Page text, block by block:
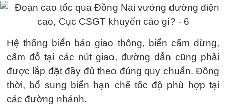
Hệ thống biển báo giao thông, biển cấm dừng,
cấm đỗ tại các nút giao, đường dẫn cũng phải
được lắp đặt đầy đủ theo đúng quy chuẩn. Đồng
thời, bổ sung biển hạn chế tốc độ phù hợp tại
các đường nhánh.